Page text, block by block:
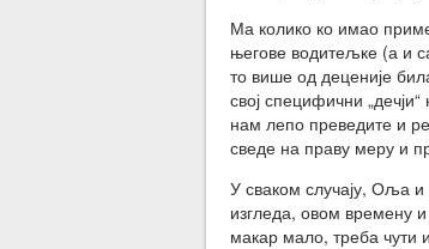
Ма колико ко имао
његове водитељке (а и
то више од деценије
свој специфични
нам лепо преведите и
сведе на праву меру и
У сваком случају, Оља и
изгледа, овом времену
макар мало, треба чути